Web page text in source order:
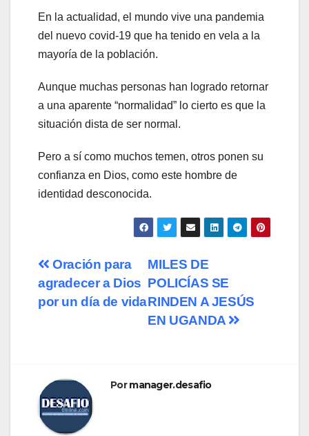
En la actualidad, el mundo vive una pandemia
del nuevo covid-19 que ha tenido en vela a la
mayoría de la población.
Aunque muchas personas han logrado retornar
a una aparente “normalidad” lo cierto es que la
situación dista de ser normal.
Pero a sí como muchos temen, otros ponen su
confianza en Dios, como este hombre de
identidad desconocida.
Navegación
de
MILES DE
POLICÍAS SE
RINDEN A JESÚS
EN UGANDA
Oración para
agradecer a Dios
por un día de vida
Pormanager.desafio